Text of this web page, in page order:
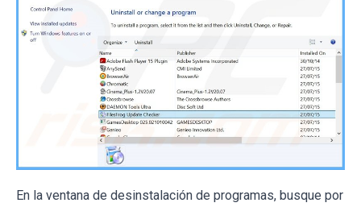
En la ventana de desinstalación de programas, busque por